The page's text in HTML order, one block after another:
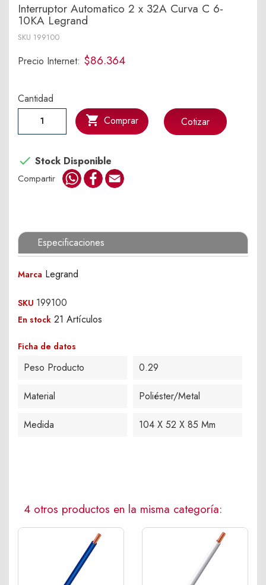
Interruptor Automatico 2 x 32A Curva C 6-
10KA Legrand
SKU 199100
Precio Internet: $86.364
Cantidad
 Comprar
 Stock Disponible
Cotizar
Compartir WhatsApp
Facebook
Especificaciones
Marca Legrand
SKU 199100
En stock 21 Artículos
Ficha de datos
Peso Producto 0.29
Material Poliéster/Metal
Medida 104 X 52 X 85 Mm
4 otros productos en la misma categoría: